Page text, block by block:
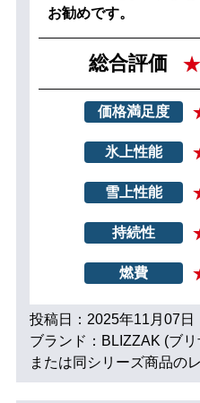
お勧めです。
総合評価
価格満足度
氷上性能
雪上性能
持続性
燃費
投稿日：2025年11月07日
ブランド：BLIZZAK (ブ
または同シリーズ商品の